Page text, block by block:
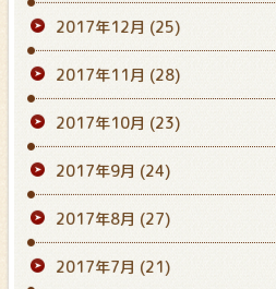
2017年12月 (25)
2017年11月 (28)
2017年10月 (23)
2017年9月 (24)
2017年8月 (27)
2017年7月 (21)